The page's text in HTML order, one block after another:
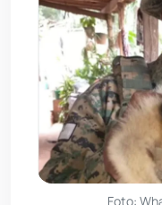
Foto: